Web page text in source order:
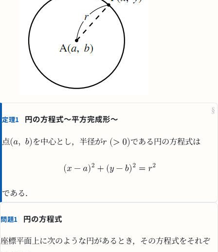
§
定理1 円の方程式〜平方完成形〜
点 を中心とし，半径が である円の方程式は
である．
問題1 円の方程式
座標平面上に次のような円があるとき，その方程式をそれぞ